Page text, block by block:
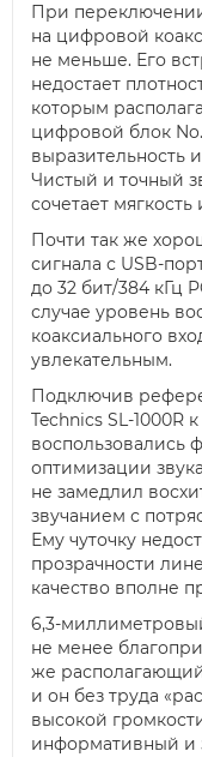
При
на цифровой
не меньше. Его
недостает
которым
цифровой блок
выразительность
Чистый и точный
сочетает мягкость
Почти так же
сигнала с USB-
до 32 бит/384 кГц
случае уровень
коаксиального
увлекательным.
Подключив
Technics SL-1000R
воспользовались
оптимизации
не замедлил
звучанием с
Ему чуточку
прозрачности
качество вполне
6,3-
не менее
же
и он без труда
высокой
информативный и